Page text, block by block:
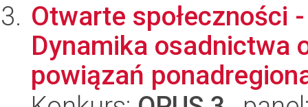
Otwarte społeczności
Dynamika osadnictwa
powiązań